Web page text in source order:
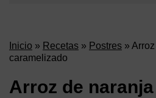
Inicio » Recetas » Postres »
caramelizado
Arroz de naranja